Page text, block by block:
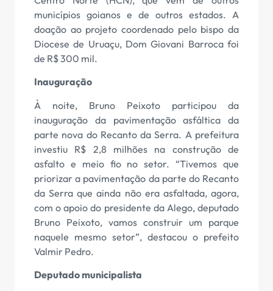
municípios goianos e de outros estados. A
doação ao projeto coordenado pelo bispo da
Diocese de Uruaçu, Dom Giovani Barroca foi
de R$ 300 mil.
Inauguração
À noite, Bruno Peixoto participou da
inauguração da pavimentação asfáltica da
parte nova do Recanto da Serra. A prefeitura
investiu R$ 2,8 milhões na construção de
asfalto e meio fio no setor. “Tivemos que
priorizar a pavimentação da parte do Recanto
da Serra que ainda não era asfaltada, agora,
com o apoio do presidente da Alego, deputado
Bruno Peixoto, vamos construir um parque
naquele mesmo setor”, destacou o prefeito
Valmir Pedro.
Deputado municipalista